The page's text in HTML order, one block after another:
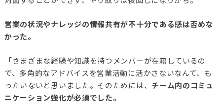
営業の状況やナレッジの情報共有が不十分である感は否めな
かった。
「さまざまな経験や知識を持つメンバーが在籍しているの
で、多角的なアドバイスを営業活動に活かさないなんて、も
ったいないと思いました。そのためには、 チーム内のコミュ
ニケーション強化が必須でした。